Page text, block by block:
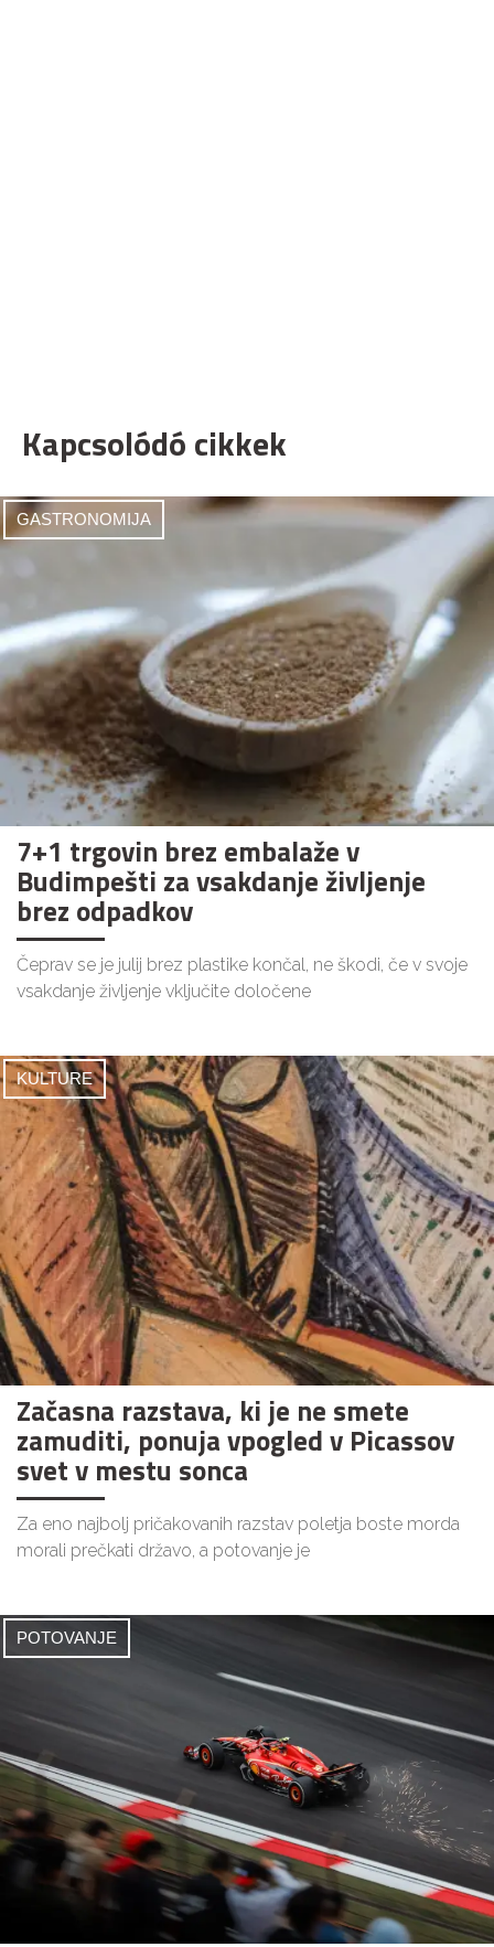
Kapcsolódó cikkek
GASTRONOMIJA
7+1 trgovin brez embalaže v
Budimpešti za vsakdanje življenje
brez odpadkov
Čeprav se je julij brez plastike končal, ne škodi, če v svoje
vsakdanje življenje vključite določene
KULTURE
Začasna razstava, ki je ne smete
zamuditi, ponuja vpogled v Picassov
svet v mestu sonca
Za eno najbolj pričakovanih razstav poletja boste morda
morali prečkati državo, a potovanje je
POTOVANJE